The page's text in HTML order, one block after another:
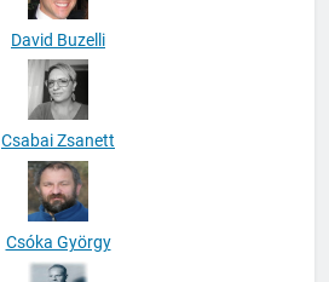
David Buzelli
Csabai Zsanett
Csóka György